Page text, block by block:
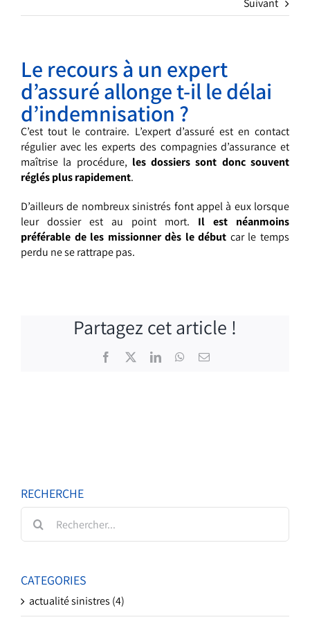
Suivant
Le recours à un expert
d’assuré allonge t-il le délai
d’indemnisation ?
C’est tout le contraire. L’expert d’assuré est en contact
régulier avec les experts des compagnies d’assurance et
maîtrise la procédure, les dossiers sont donc souvent
réglés plus rapidement.
D’ailleurs de nombreux sinistrés font appel à eux lorsque
leur dossier est au point mort. Il est néanmoins
préférable de les missionner dès le début car le temps
perdu ne se rattrape pas.
Partagez cet article !
Facebook LinkedInWhatsApp
Email
RECHERCHE
Rechercher:
CATEGORIES
actualité sinistres (4)